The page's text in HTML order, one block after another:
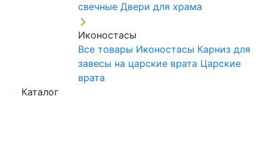
свечные Двери для храма
Иконостасы
Все товары Иконостасы Карниз для
завесы на царские врата Царские
врата
Каталог